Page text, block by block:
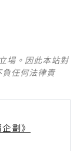
場。因此本站對
任何法律責
劃》